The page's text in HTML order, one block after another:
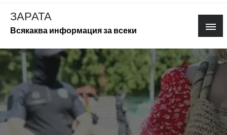
Skip
content
ЗАРАТА
Всякаква информация за всеки